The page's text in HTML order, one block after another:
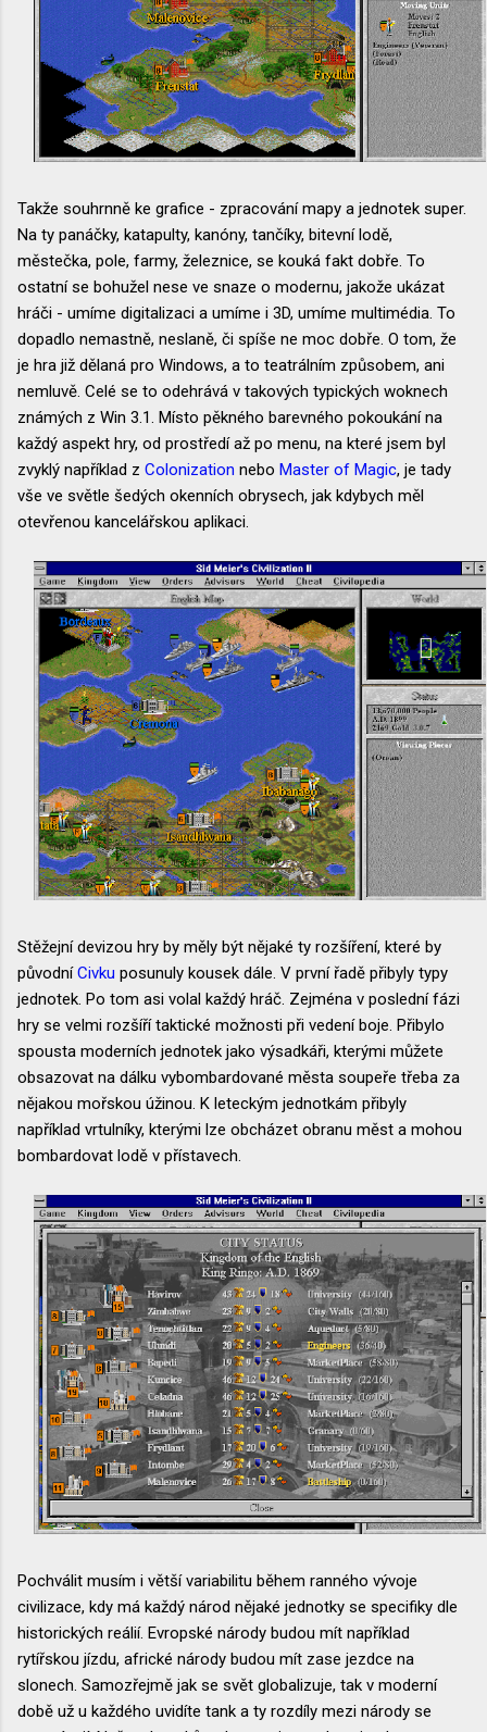
Takže souhrnně ke grafice - zpracování mapy a jednotek super.
Na ty panáčky, katapulty, kanóny, tančíky, bitevní lodě,
městečka, pole, farmy, železnice, se kouká fakt dobře. To
ostatní se bohužel nese ve snaze o modernu, jakože ukázat
hráči - umíme digitalizaci a umíme i 3D, umíme multimédia. To
dopadlo nemastně, neslaně, či spíše ne moc dobře. O tom, že
je hra již dělaná pro Windows, a to teatrálním způsobem, ani
nemluvě. Celé se to odehrává v takových typických woknech
známých z Win 3.1. Místo pěkného barevného pokoukání na
každý aspekt hry, od prostředí až po menu, na které jsem byl
zvyklý například z Colonization nebo Master of Magic, je tady
vše ve světle šedých okenních obrysech, jak kdybych měl
otevřenou kancelářskou aplikaci.
Stěžejní devizou hry by měly být nějaké ty rozšíření, které by
původníCivku posunuly kousek dále. V první řadě přibyly typy
jednotek. Po tom asi volal každý hráč. Zejména v poslední fázi
hry se velmi rozšíří taktické možnosti při vedení boje. Přibylo
spousta moderních jednotek jako výsadkáři, kterými můžete
obsazovat na dálku vybombardované města soupeře třeba za
nějakou mořskou úžinou. K leteckým jednotkám přibyly
například vrtulníky, kterými lze obcházet obranu měst a mohou
bombardovat lodě v přístavech.
Pochválit musím i větší variabilitu během ranného vývoje
civilizace, kdy má každý národ nějaké jednotky se specifiky dle
historických reálií. Evropské národy budou mít například
rytířskou jízdu, africké národy budou mít zase jezdce na
slonech. Samozřejmě jak se svět globalizuje, tak v moderní
době už u každého uvidíte tank a ty rozdíly mezi národy se